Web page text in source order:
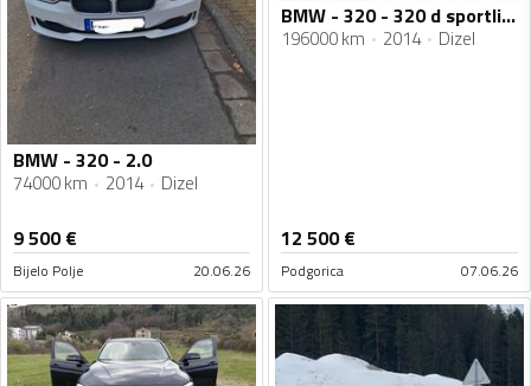
BMW - 320 - 2.0
74000 km 2014 Dizel
9 500€
Bijelo Polje 20.06.26
BMW - 320 - 320 d sportline
196000 km 2014 Dizel
12 500€
Podgorica 07.06.26